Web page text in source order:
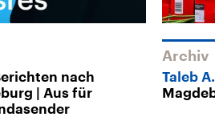
nach
| Aus für
Archiv
Taleb A.